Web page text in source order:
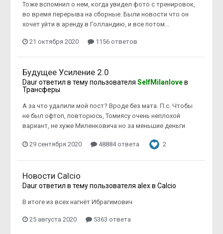
Тоже вспомнил о нем, когда увидел фото с тренировок,
во время перерыва на сборные. Были новости что он
хочет уйти в аренду в Голландию, и все потом...
21 октября 2020 1156 ответов
Будущее Усиление 2.0
Daurответил в тему пользователя SelfMilanloveв
Трансферы
А за что удалили мой пост? Вроде без мата. П.с. Чтобы
не был офтоп, повторюсь, Томиясу очень неплохой
вариант, не хуже Миленковича но за меньшие деньги
29 сентября 2020 48884 ответа 2
Новости Calcio
Daurответил в тему пользователя alexв Calcio
В итоге из всех нагнёт Ибрагимович
25 августа 2020 5363 ответа